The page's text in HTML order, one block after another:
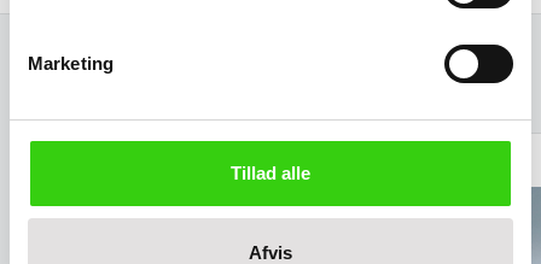
Marketing
Tillad alle
Afvis